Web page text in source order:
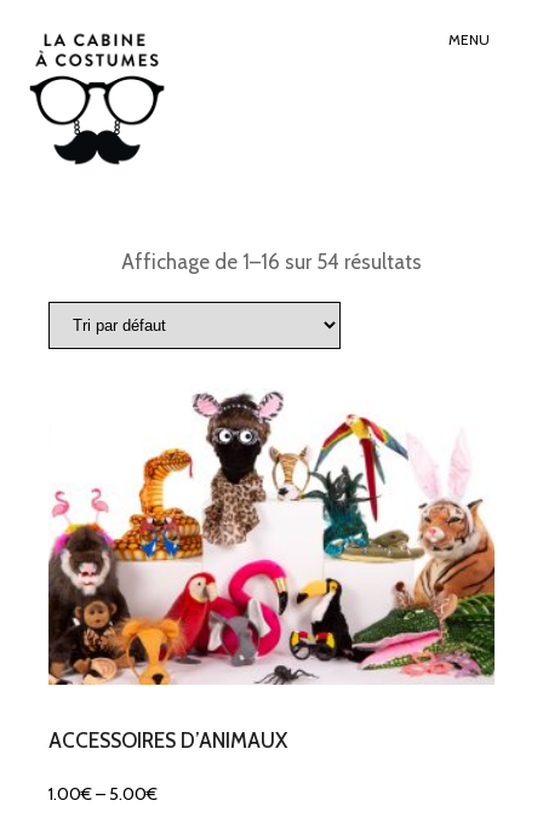
MENU
Affichage de 1–16 sur 54 résultats
ACCESSOIRES D’ANIMAUX
1.00€– 5.00€